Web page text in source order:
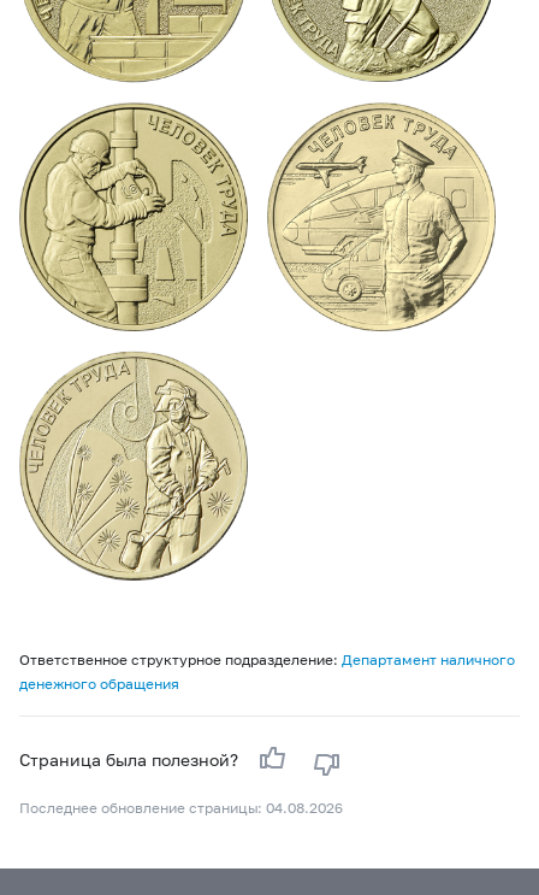
Ответственное структурное подразделение: Департамент наличного
денежного обращения
Страница была полезной?
Последнее обновление страницы: 04.08.2026